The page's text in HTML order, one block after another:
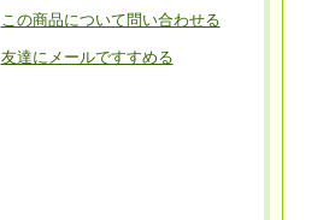
この商品について問い合わせる
友達にメールですすめる